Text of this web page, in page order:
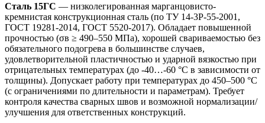
Сталь 15ГС — низколегированная марганцовисто-
кремнистая конструкционная сталь (по ТУ 14-3Р-55-2001,
ГОСТ 19281-2014, ГОСТ 5520-2017). Обладает повышенной
прочностью (σв ≥ 490–550 МПа), хорошей свариваемостью без
обязательного подогрева в большинстве случаев,
удовлетворительной пластичностью и ударной вязкостью при
отрицательных температурах (до -40…-60 °C в зависимости от
толщины). Допускает работу при температурах до 450–500 °C
(с ограничениями по длительности и параметрам). Требует
контроля качества сварных швов и возможной нормализации/
улучшения для ответственных конструкций.